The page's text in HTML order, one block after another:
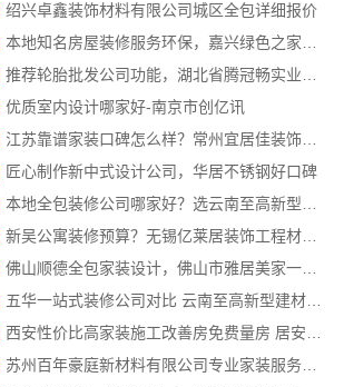
绍兴卓鑫装饰材料有限公司城区全包详细报价
优质室内设计哪家好-南京市创亿讯
匠心制作新中式设计公司，华居不锈钢好口碑